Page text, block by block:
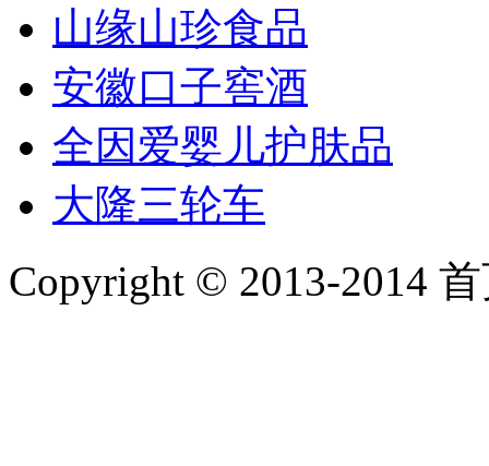
山缘山珍食品
安徽口子窖酒
全因爱婴儿护肤品
大隆三轮车
Copyright © 2013-2014